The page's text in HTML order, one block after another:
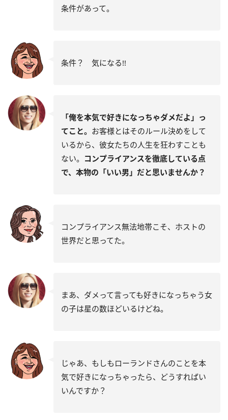
条件があって。
条件？ 気になる!!
「俺を本気で好きになっちゃダメだよ」っ
てこと。 お客様とはそのルール決めをして
いるから、彼女たちの人生を狂わすことも
ない。 コンプライアンスを徹底している点
で、本物の「いい男」だと思いませんか？
コンプライアンス無法地帯こそ、ホストの
世界だと思ってた。
まあ、ダメって言っても好きになっちゃう女
の子は星の数ほどいるけどね。
じゃあ、もしもローランドさんのことを本
気で好きになっちゃったら、どうすればい
いんですか？